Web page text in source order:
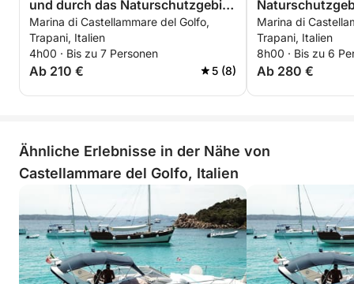
und durch das Naturschutzgebiet
Zingaro
Marina di Castellammare del Golfo,
Trapani, Italien
4h00 · Bis zu 7 Personen
Ab 210 € 5 (8)
San Vito Lo
Marina di
Trapani, Italien
8h00 · Bis zu 6
Ab 280 €
Ähnliche Erlebnisse in der Nähe von
Castellammare del Golfo, Italien